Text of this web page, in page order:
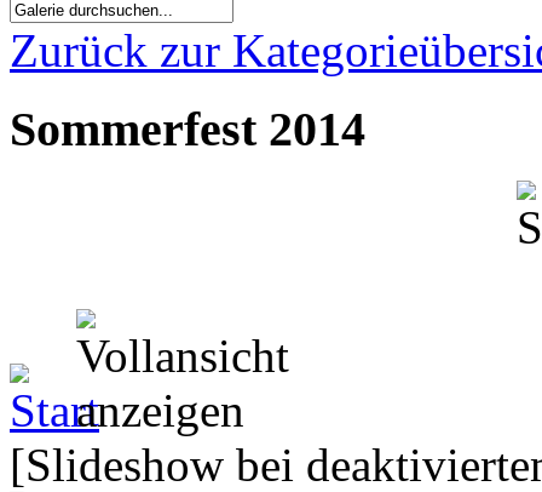
Zurück zur
Sommerfest 2014
[Slideshow bei